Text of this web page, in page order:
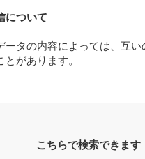
について
ータの内容によっては、互
とがあります。
こちらで検索できます